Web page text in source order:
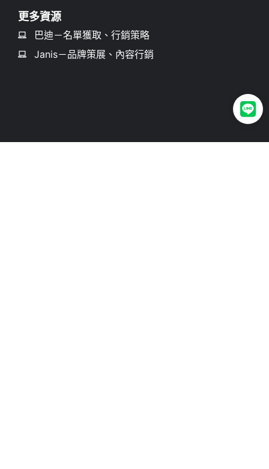
更多資源
巴迪－名單獲取、行銷策略
Janis－品牌策展、內容行銷